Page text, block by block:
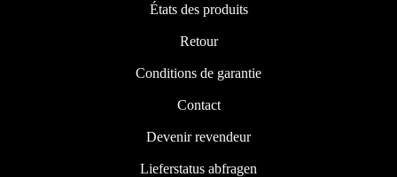
États des produits
Retour
Conditions de garantie
Contact
Devenir revendeur
Lieferstatus abfragen